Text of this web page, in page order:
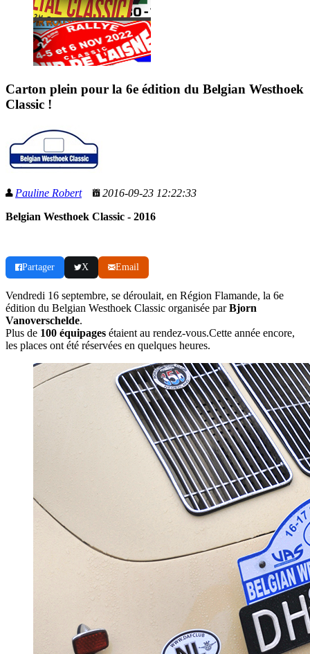
Carton plein pour la 6e édition du Belgian Westhoek
Classic !
Pauline Robert
2016-09-23 12:22:33
Belgian Westhoek Classic - 2016
Partager X Email
Vendredi 16 septembre, se déroulait, en Région Flamande, la 6e
édition du Belgian Westhoek Classic organisée parBjorn
Vanoverschelde.
Plus de 100 équipages étaient au rendez-vous.Cette année encore,
les places ont été réservées en quelques heures.